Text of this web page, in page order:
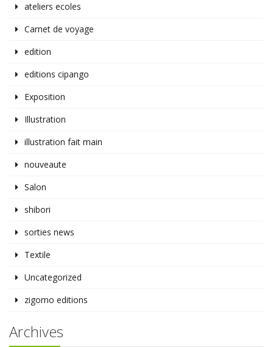
ateliers ecoles
Carnet de voyage
edition
editions cipango
Exposition
Illustration
illustration fait main
nouveaute
Salon
shibori
sorties news
Textile
Uncategorized
zigomo editions
Archives